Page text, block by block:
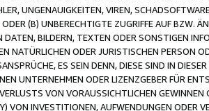
UNGENAUIGKEITEN, VIREN,
(B) UNBERECHTIGTE ZUGRIFFE AUF BZW.
DATEN, BILDERN, TEXTEN ODER SONSTIGEN
NATÜRLICHEN ODER JURISTISCHEN PERSON
ES SEIN DENN, DIESE SIND IN
UNTERNEHMEN ODER LIZENZGEBER FÜR
VON VORAUSSICHTLICHEN
VON INVESTITIONEN, AUFWENDUNGEN ODER